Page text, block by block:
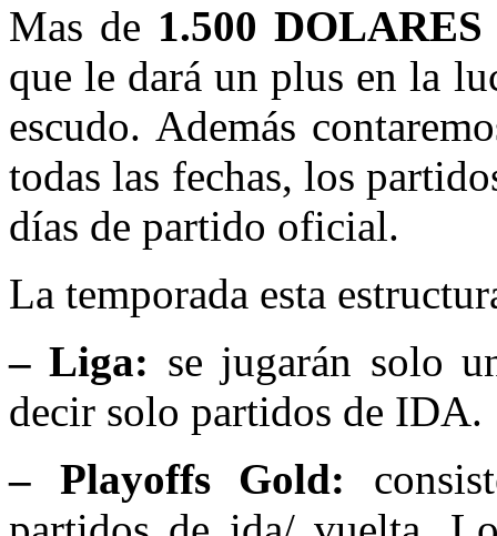
Mas de 1.500
que le dará un plus en la
escudo. Además
todas las fechas, los
días de partido oficial.
La temporada esta
– Liga: se jugarán solo
decir solo partidos de IDA.
– Playoffs Gold: